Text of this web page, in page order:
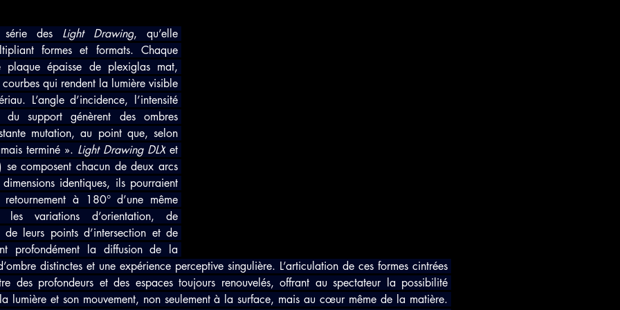
des Light Drawing, qu’elle
formes et formats. Chaque
plaque épaisse de plexiglas mat,
qui rendent la lumière visible
L’angle d’incidence, l’intensité
support génèrent des ombres
mutation, au point que, selon
terminé ». Light Drawing DLX
composent chacun de deux arcs
identiques, ils pourraient
retournement à 180° d’une même
variations d’orientation, de
de leurs points d’intersection et de
profondément la diffusion de la
distinctes et une expérience perceptive singulière. L’articulation de ces formes cintrées
des profondeurs et des espaces toujours renouvelés, offrant au spectateur la possibilité
lumière et son mouvement, non seulement à la surface, mais au cœur même de la matière.